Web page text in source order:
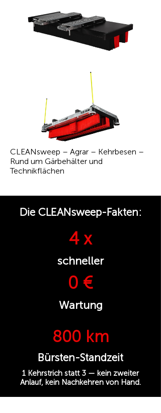
CLEANsweep – Agrar – Kehrbesen –
Rund um Gärbehälter und
Technikflächen
Die CLEANsweep-Fakten:
4 x
schneller
0 €
Wartung
800 km
Bürsten-Standzeit
1 Kehrstrich statt 3 — kein zweiter
Anlauf, kein Nachkehren von Hand.